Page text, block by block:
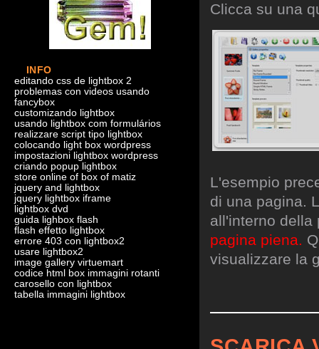
INFO
editando css de lightbox 2
problemas con videos usando
fancybox
customizando lightbox
usando lightbox com formulários
realizzare script tipo lightbox
colocando light box wordpress
impostazioni lightbox wordpress
criando popup lightbox
store online of box of matiz
jquery and lightbox
jquery lightbox iframe
lightbox dvd
guida lighbox flash
flash effetto lightbox
errore 403 con lightbox2
usare lightbox2
image gallery virtuemart
codice html box immagini rotanti
carosello con lightbox
tabella immagini lightbox
Clicca su una
L'esempio
di una pagina.
all'interno
pagina piena.
visualizzare la